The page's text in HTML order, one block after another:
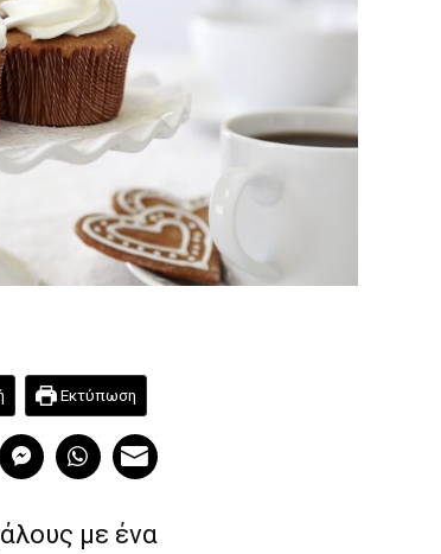
Εκτύπωση
με ένα